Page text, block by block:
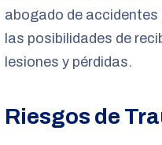
abogado de
las posibilidades de
lesiones y pérdidas.
Riesgos de